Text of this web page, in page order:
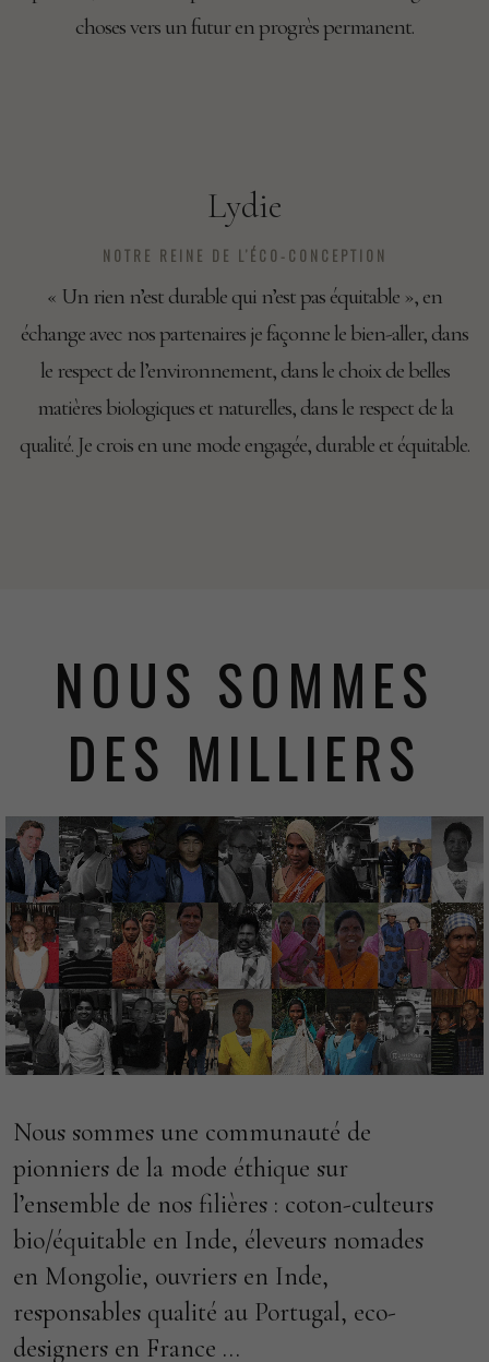
choses vers un futur en progrès permanent.
Lydie
NOTRE REINE DE L’ÉCO-CONCEPTION
« Un rien n’est durable qui n’est pas équitable », en
échange avec nos partenaires je façonne le bien-aller, dans
le respect de l’environnement, dans le choix de belles
matières biologiques et naturelles, dans le respect de la
qualité. Je crois en une mode engagée, durable et équitable.
NOUS SOMMES
DES MILLIERS
Nous sommes une communauté de
pionniers de la mode éthique sur
l’ensemble de nos filières : coton-culteurs
bio/équitable en Inde, éleveurs nomades
en Mongolie, ouvriers en Inde,
responsables qualité au Portugal, eco-
designers en France …